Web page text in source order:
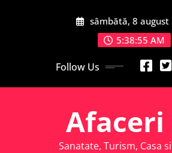
sâmbătă, 8 august
5:38:57 AM
Follow Us
Afaceri
Sanatate, Turism, Casa